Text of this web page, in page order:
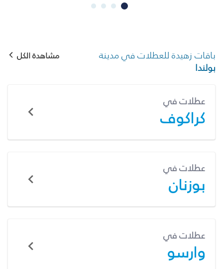
باقات زهيدة للعطلات في مدينة
بولندا
مشاهدة الكل
عطلات في
كراكوف
عطلات في
بوزنان
عطلات في
وارسو